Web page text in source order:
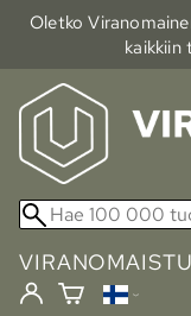
Oletko